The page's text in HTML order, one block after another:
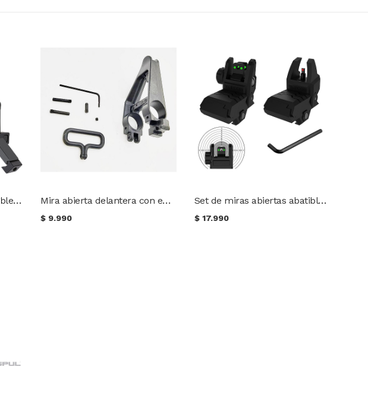
Set de miras rápidas abatibles en ángulo de 45° para rifles Mira abierta delantera con enganche (M16, M4A1, AR15)
$ 9.990
Set de miras abiertas abatibles con fibra óptica
$ 17.990